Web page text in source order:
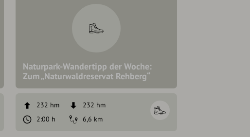
Naturpark-Wandertipp der Woche:
Zum „Naturwaldreservat Rehberg“
232 hm
232 hm
2:00 h
6,6 km